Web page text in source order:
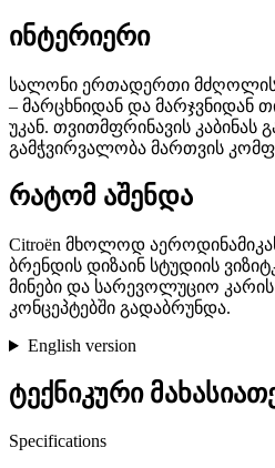
ინტერიერი
სალონი ერთადერთი მძღოლის
– მარცხნიდან და მარჯვნიდან
უკან. თვითმფრინავის კაბინას
გამჭვირვალობა მართვის
რატომ აშენდა
Citroën მხოლოდ
ბრენდის დიზაინ სტუდიის
მინები და სარევოლუციო კარის
კონცეპტებში გადაბრუნდა.
English version
ტექნიკური
Specifications